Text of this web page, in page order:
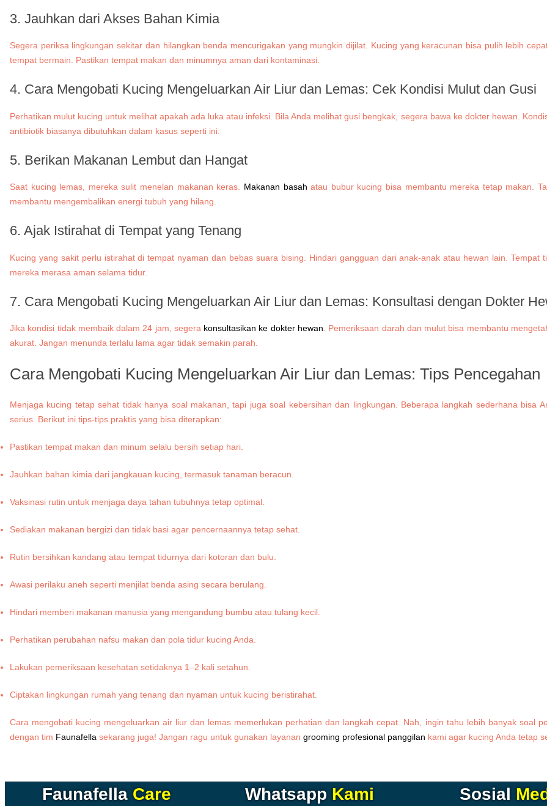
3. Jauhkan dari Akses Bahan Kimia
Segera periksa lingkungan sekitar dan hilangkan benda mencurigakan yang mungkin dijilat. Kucing yang keracunan bisa pulih lebih
tempat bermain. Pastikan tempat makan dan minumnya aman dari kontaminasi.
4. Cara Mengobati Kucing Mengeluarkan Air Liur dan Lemas: Cek Kondisi Mulut dan Gusi
Perhatikan mulut kucing untuk melihat apakah ada luka atau infeksi. Bila Anda melihat gusi bengkak, segera bawa ke dokter hewan.
antibiotik biasanya dibutuhkan dalam kasus seperti ini.
5. Berikan Makanan Lembut dan Hangat
Saat kucing lemas, mereka sulit menelan makanan keras. Makanan basah atau bubur kucing bisa membantu mereka tetap makan.
membantu mengembalikan energi tubuh yang hilang.
6. Ajak Istirahat di Tempat yang Tenang
Kucing yang sakit perlu istirahat di tempat nyaman dan bebas suara bising. Hindari gangguan dari anak-anak atau hewan lain.
mereka merasa aman selama tidur.
7. Cara Mengobati Kucing Mengeluarkan Air Liur dan Lemas: Konsultasi dengan Dokter
Jika kondisi tidak membaik dalam 24 jam, segera konsultasikan ke dokter hewan . Pemeriksaan darah dan mulut bisa membantu
akurat. Jangan menunda terlalu lama agar tidak semakin parah.
Cara Mengobati Kucing Mengeluarkan Air Liur dan Lemas: Tips Pencegahan
Menjaga kucing tetap sehat tidak hanya soal makanan, tapi juga soal kebersihan dan lingkungan. Beberapa langkah sederhana bisa
serius. Berikut ini tips-tips praktis yang bisa diterapkan:
Pastikan tempat makan dan minum selalu bersih setiap hari.
Jauhkan bahan kimia dari jangkauan kucing, termasuk tanaman beracun.
Vaksinasi rutin untuk menjaga daya tahan tubuhnya tetap optimal.
Sediakan makanan bergizi dan tidak basi agar pencernaannya tetap sehat.
Rutin bersihkan kandang atau tempat tidurnya dari kotoran dan bulu.
Awasi perilaku aneh seperti menjilat benda asing secara berulang.
Hindari memberi makanan manusia yang mengandung bumbu atau tulang kecil.
Perhatikan perubahan nafsu makan dan pola tidur kucing Anda.
Lakukan pemeriksaan kesehatan setidaknya 1–2 kali setahun.
Ciptakan lingkungan rumah yang tenang dan nyaman untuk kucing beristirahat.
Cara mengobati kucing mengeluarkan air liur dan lemas memerlukan perhatian dan langkah cepat. Nah, ingin tahu lebih banyak soal
dengan tim Faunafella sekarang juga! Jangan ragu untuk gunakan layanan grooming profesional panggilan kami agar kucing Anda tetap
FaunafellaCare WhatsappKami Sosial